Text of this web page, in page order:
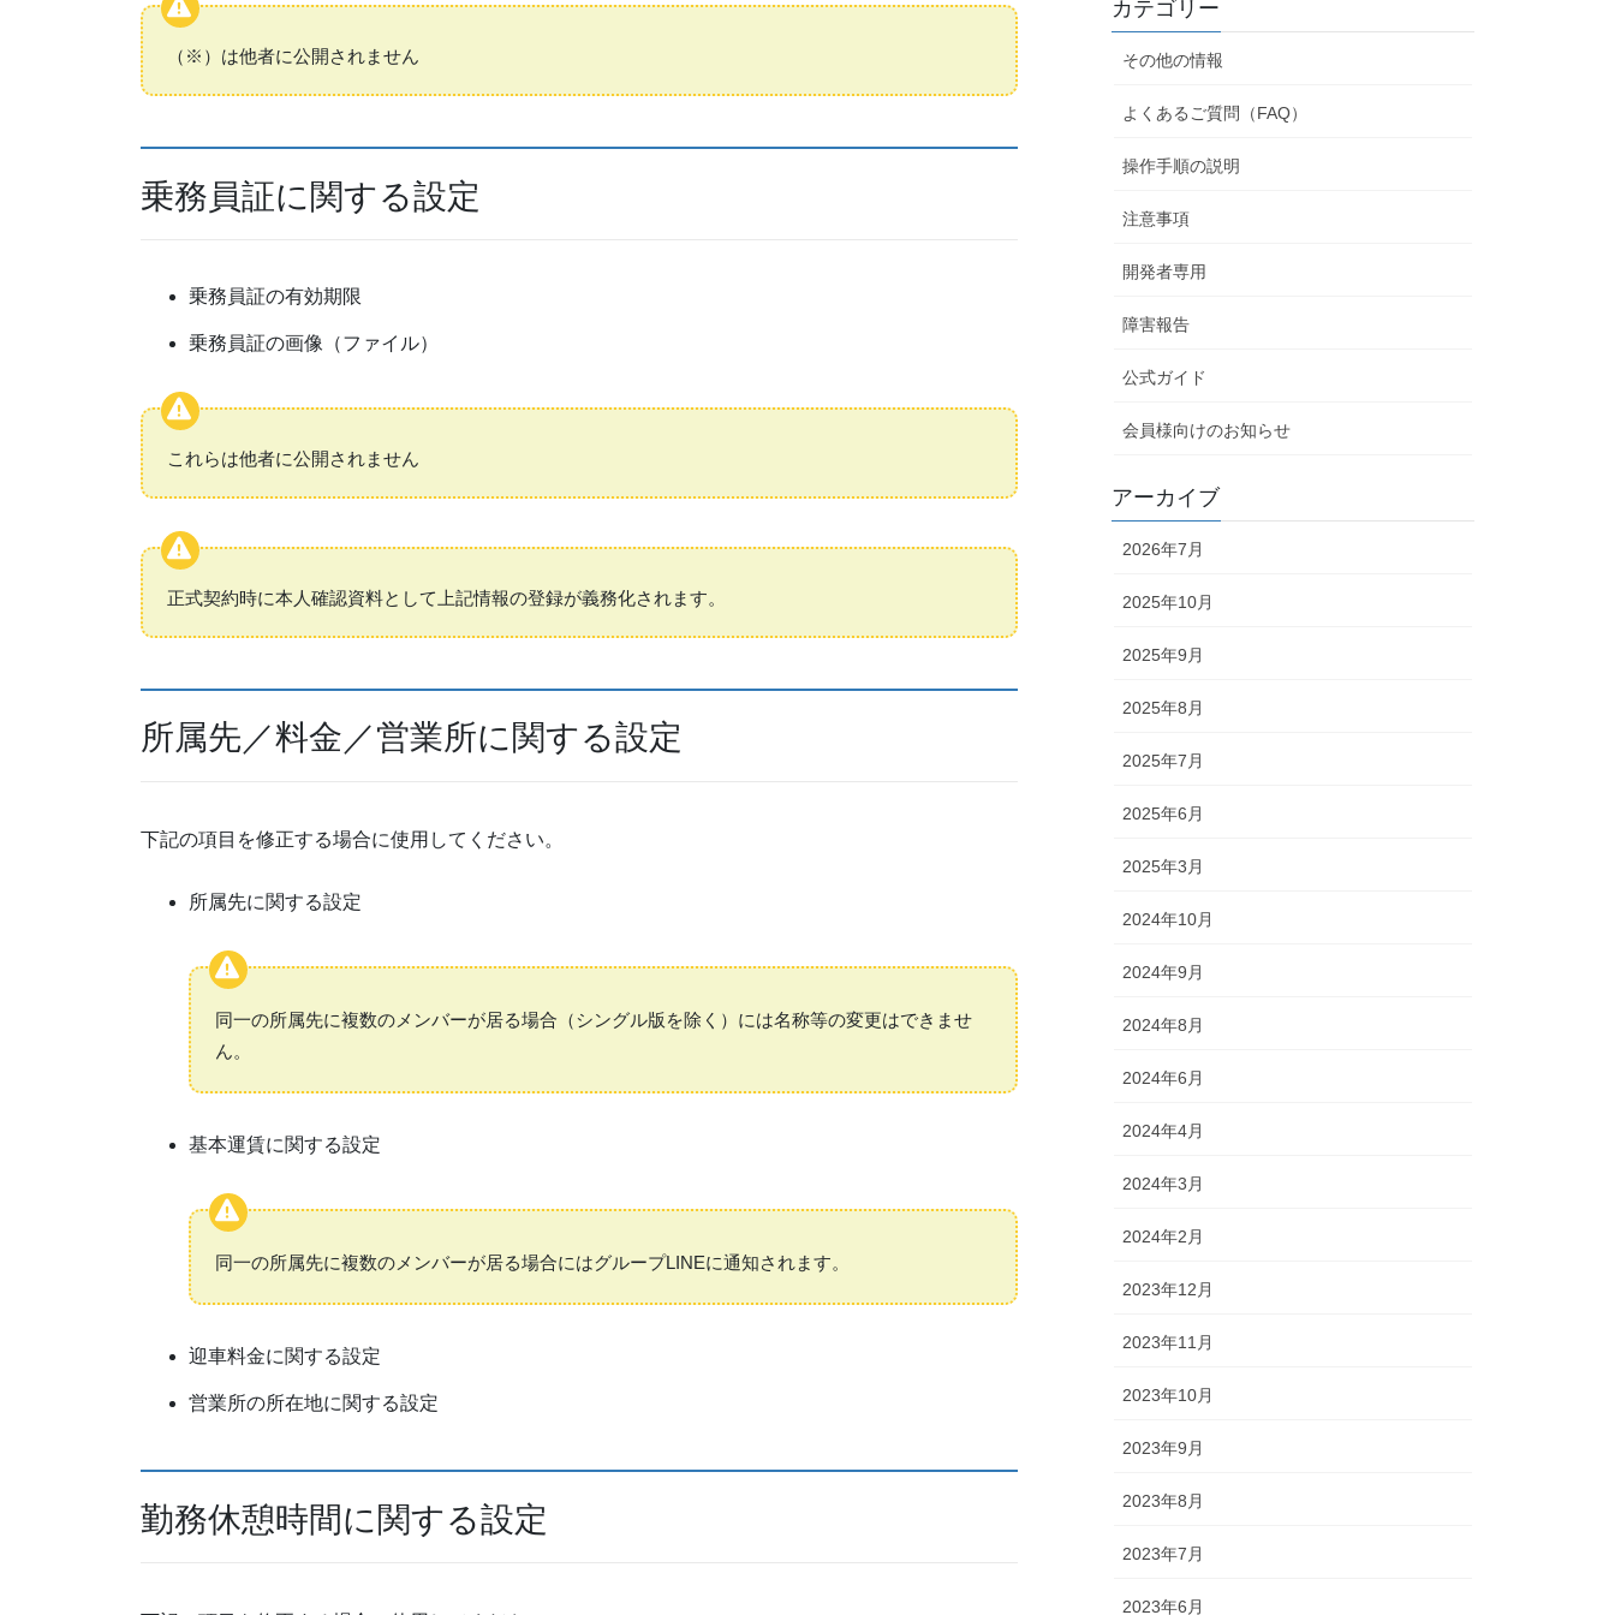
（※）は他者に公開されません
乗務員証に関する設定
乗務員証の有効期限
乗務員証の画像（ファイル）
これらは他者に公開されません
正式契約時に本人確認資料として上記情報の登録が義務化されます。
所属先／料金／営業所に関する設定
下記の項目を修正する場合に使用してください。
所属先に関する設定
同一の所属先に複数のメンバーが居る場合（シングル版を除く）には名称等の変更はできませ
ん。
基本運賃に関する設定
同一の所属先に複数のメンバーが居る場合にはグループLINEに通知されます。
迎車料金に関する設定
営業所の所在地に関する設定
勤務休憩時間に関する設定
カテゴリー
その他の情報
よくあるご質問（FAQ）
操作手順の説明
注意事項
開発者専用
障害報告
公式ガイド
会員様向けのお知らせ
アーカイブ
2026年7月
2025年10月
2025年9月
2025年8月
2025年7月
2025年6月
2025年3月
2024年10月
2024年9月
2024年8月
2024年6月
2024年4月
2024年3月
2024年2月
2023年12月
2023年11月
2023年10月
2023年9月
2023年8月
2023年7月
2023年6月